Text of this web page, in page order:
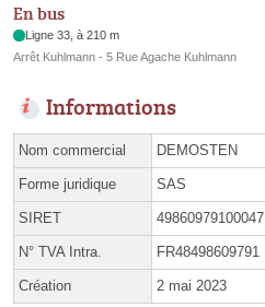
En bus
Ligne 33, à 210 m
Arrêt Kuhlmann - 5 Rue Agache Kuhlmann
Informations
Nom commercial DEMOSTEN
Forme juridique SAS
SIRET 49860979100047
N° TVA Intra. FR48498609791
Création 2 mai 2023